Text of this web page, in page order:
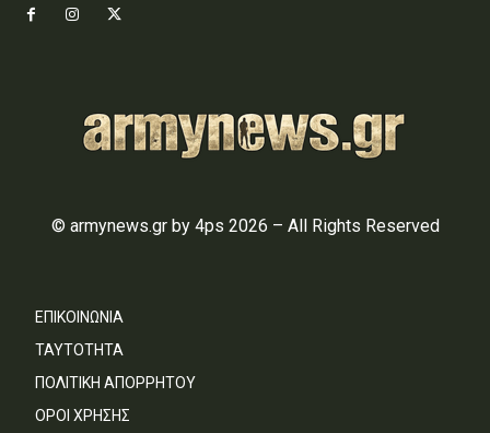
© armynews.gr by 4ps 2026 – All Rights Reserved
ΕΠΙΚΟΙΝΩΝΙΑ
ΤΑΥΤΟΤΗΤΑ
ΠΟΛΙΤΙΚΗ ΑΠΟΡΡΗΤΟΥ
ΟΡΟΙ ΧΡΗΣΗΣ